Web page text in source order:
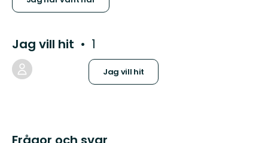
Jag vill hit 1
Jag vill hit